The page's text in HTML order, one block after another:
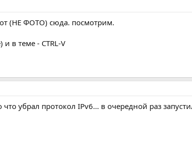
(НЕ ФОТО) сюда. посмотрим.
и в теме - CTRL-V
убрал протокол IPv6... в очередной раз